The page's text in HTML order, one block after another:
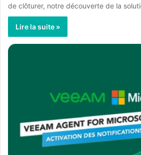
de clôturer, notre découverte de la
Lire la suite »